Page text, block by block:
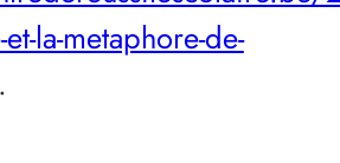
la-metaphore-de-